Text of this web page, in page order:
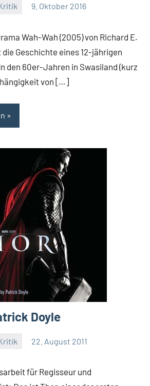
9. Oktober 2016
Wah-Wah (2005) von Richard E.
Geschichte eines 12-jährigen
den 60er-Jahren in Swasiland (kurz
von […]
Doyle
22. August 2011
für Regisseur und